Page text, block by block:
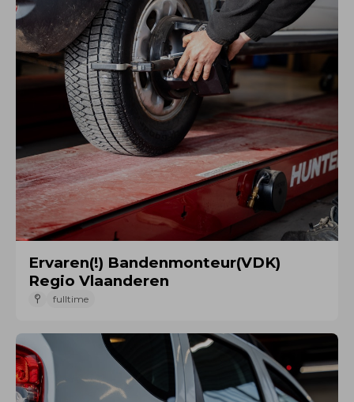
Ervaren(!) Bandenmonteur(VDK)
Regio Vlaanderen
fulltime